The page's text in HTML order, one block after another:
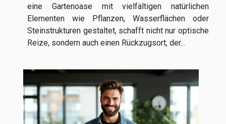
eine Gartenoase mit vielfältigen natürlichen
Elementen wie Pflanzen, Wasserflächen oder
Steinstrukturen gestaltet, schafft nicht nur optische
Reize, sondern auch einen Rückzugsort, der...